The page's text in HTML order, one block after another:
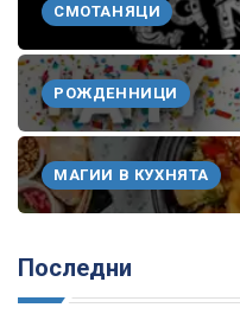
СМОТАНЯЦИ
РОЖДЕННИЦИ
МАГИИ В КУХНЯТА
Последни